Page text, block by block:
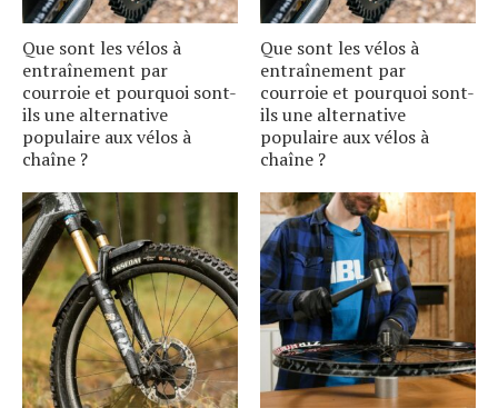
Que sont les vélos à
entraînement par
courroie et pourquoi sont-
ils une alternative
populaire aux vélos à
chaîne ?
Que sont les vélos à
entraînement par
courroie et pourquoi sont-
ils une alternative
populaire aux vélos à
chaîne ?